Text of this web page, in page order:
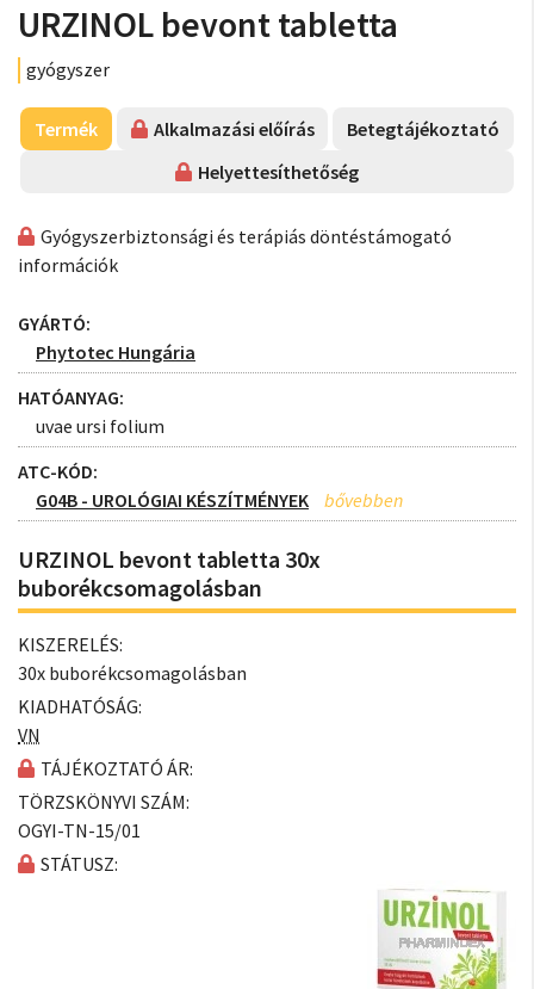
URZINOL bevont tabletta
gyógyszer
Termék Alkalmazási előírás
Betegtájékoztató
Helyettesíthetőség
Gyógyszerbiztonsági és terápiás döntéstámogató
információk
GYÁRTÓ:
Phytotec Hungária
HATÓANYAG:
uvae ursi folium
ATC-KÓD:
G04B - UROLÓGIAI KÉSZÍTMÉNYEK
URZINOL bevont tabletta 30x
buborékcsomagolásban
KISZERELÉS:
30x buborékcsomagolásban
KIADHATÓSÁG:
VN
TÁJÉKOZTATÓ ÁR:
TÖRZSKÖNYVI SZÁM:
OGYI-TN-15/01
STÁTUSZ: